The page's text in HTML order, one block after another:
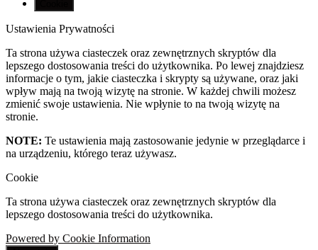
Ustawienia Prywatności
Ta strona używa ciasteczek oraz zewnętrznych skryptów dla
lepszego dostosowania treści do użytkownika. Po lewej znajdziesz
informacje o tym, jakie ciasteczka i skrypty są używane, oraz jaki
wpływ mają na twoją wizytę na stronie. W każdej chwili możesz
zmienić swoje ustawienia. Nie wpłynie to na twoją wizytę na
stronie.
NOTE: Te ustawienia mają zastosowanie jedynie w przeglądarce i
na urządzeniu, którego teraz używasz.
Cookie
Ta strona używa ciasteczek oraz zewnętrznych skryptów dla
lepszego dostosowania treści do użytkownika.
Powered by Cookie Information